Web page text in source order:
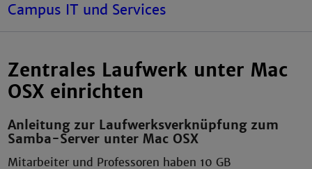
Campus IT und Services
Zentrales Laufwerk unter Mac
OSX einrichten
Anleitung zur Laufwerksverknüpfung zum
Samba-Server unter Mac OSX
Mitarbeiter und Professoren haben 10 GB